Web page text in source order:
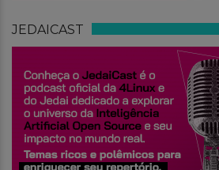
JEDAICAST